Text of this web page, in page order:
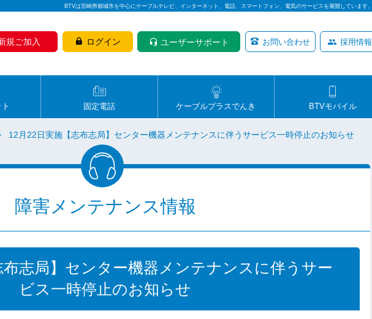
BTVは宮崎県都城市を中心にケーブルテレビ、インターネット、電話、スマートフォン、電気のサービスを展開しています。
規ご加入 ログイン ユーザーサポート お問い合わせ 採用情報
固定電話 ケーブルプラスでんき BTVモバイル
12月22日実施【志布志局】センター機器メンテナンスに伴うサービス一時停止のお知らせ
障害メンテナンス情報
布志局】センター機器メンテナンスに伴うサー
ビス一時停止のお知らせ